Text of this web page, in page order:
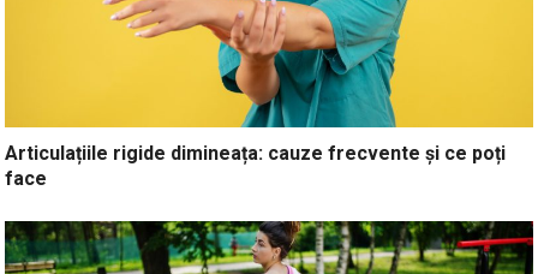
Articulațiile rigide dimineața: cauze frecvente și ce poți
face